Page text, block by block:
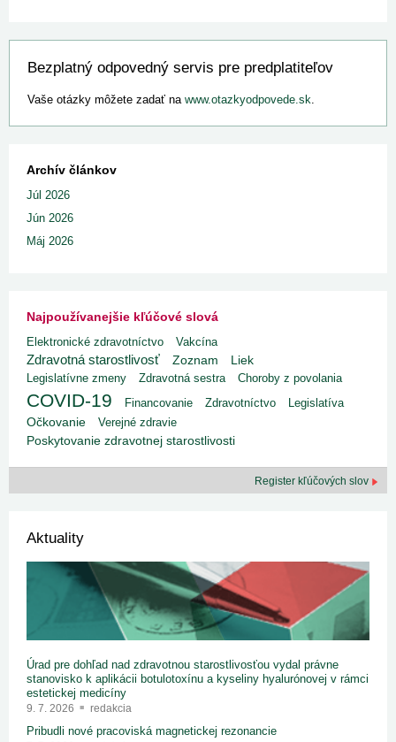
Bezplatný odpovedný servis pre predplatiteľov
Vaše otázky môžete zadať na www.otazkyodpovede.sk.
Archív článkov
Júl 2026
Jún 2026
Máj 2026
Najpoužívanejšie kľúčové slová
Elektronické zdravotníctvo Vakcína
Zdravotná starostlivosť Zoznam Liek
Legislatívne zmeny Zdravotná sestra Choroby z povolania
COVID-19 Financovanie Zdravotníctvo
Legislatíva
Očkovanie
Verejné zdravie
Poskytovanie zdravotnej starostlivosti
Register kľúčových slov
Aktuality
Úrad pre dohľad nad zdravotnou starostlivosťou vydal právne
stanovisko k aplikácii botulotoxínu a kyseliny hyalurónovej v rámci
estetickej medicíny
9. 7. 2026 redakcia
Pribudli nové pracoviská magnetickej rezonancie